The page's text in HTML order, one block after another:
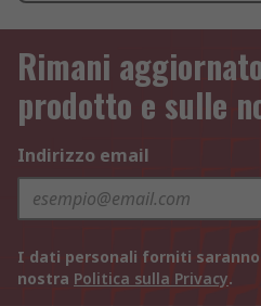
Rimani
prodotto e sulle
Indirizzo email
I dati personali forniti
nostra Politica sulla Privacy.